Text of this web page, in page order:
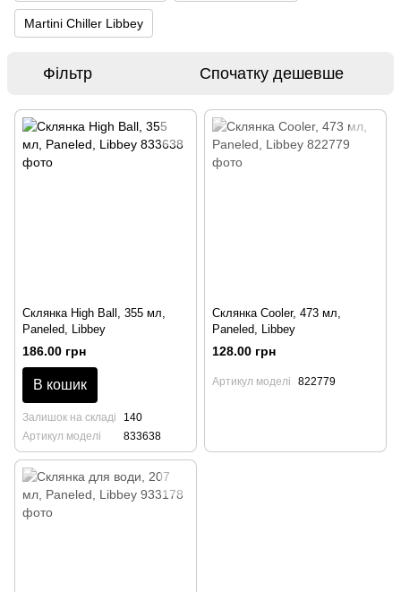
Martini Chiller Libbey
Фільтр Спочатку дешевше
Склянка High Ball, 355 мл,
Paneled, Libbey
186.00 грн
В кошик
Залишок на складі
140
Артикул моделі
833638
Склянка Cooler, 473 мл,
Paneled, Libbey
128.00 грн
Артикул моделі 822779